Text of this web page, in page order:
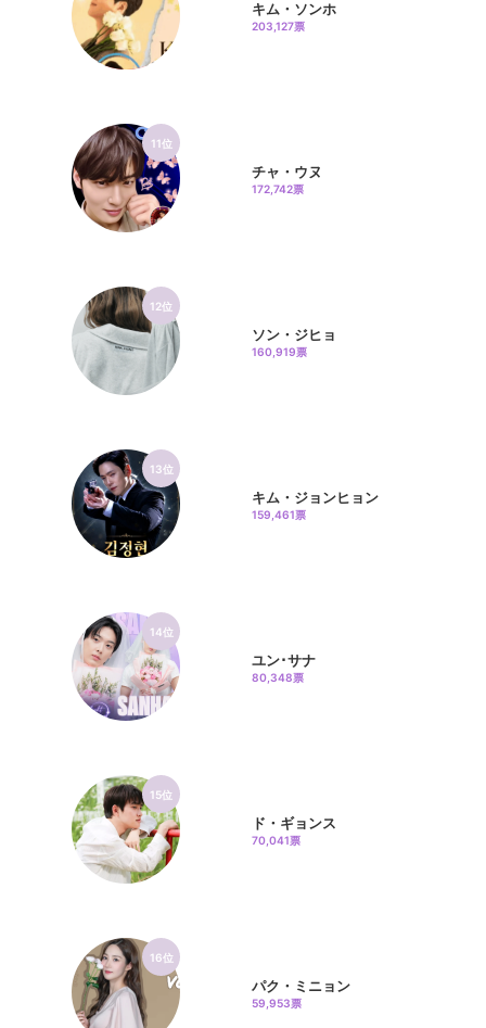
キム・ソンホ
203,127票
11位
チャ・ウヌ
172,742票
12位
ソン・ジヒョ
160,919票
13位
キム・ジョンヒョン
159,461票
14位
ユン･サナ
80,348票
15位
ド・ギョンス
70,041票
16位
パク・ミニョン
59,953票